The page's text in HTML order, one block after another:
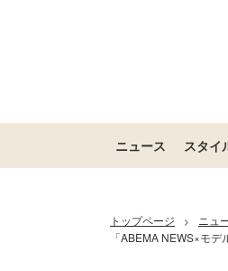
ニュース スタイ
トップページ > ニュ
「ABEMA NEWS×モ